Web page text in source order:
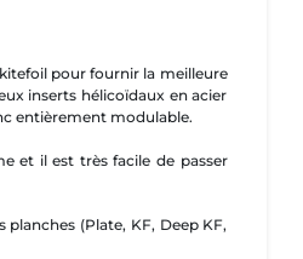
pour fournir la meilleure
inserts hélicoïdaux en acier
entièrement modulable.
et il est très facile de passer
(Plate, KF, Deep KF,